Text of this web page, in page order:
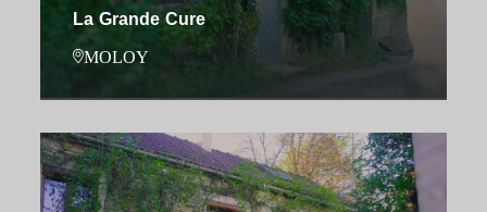
La Grande Cure
MOLOY